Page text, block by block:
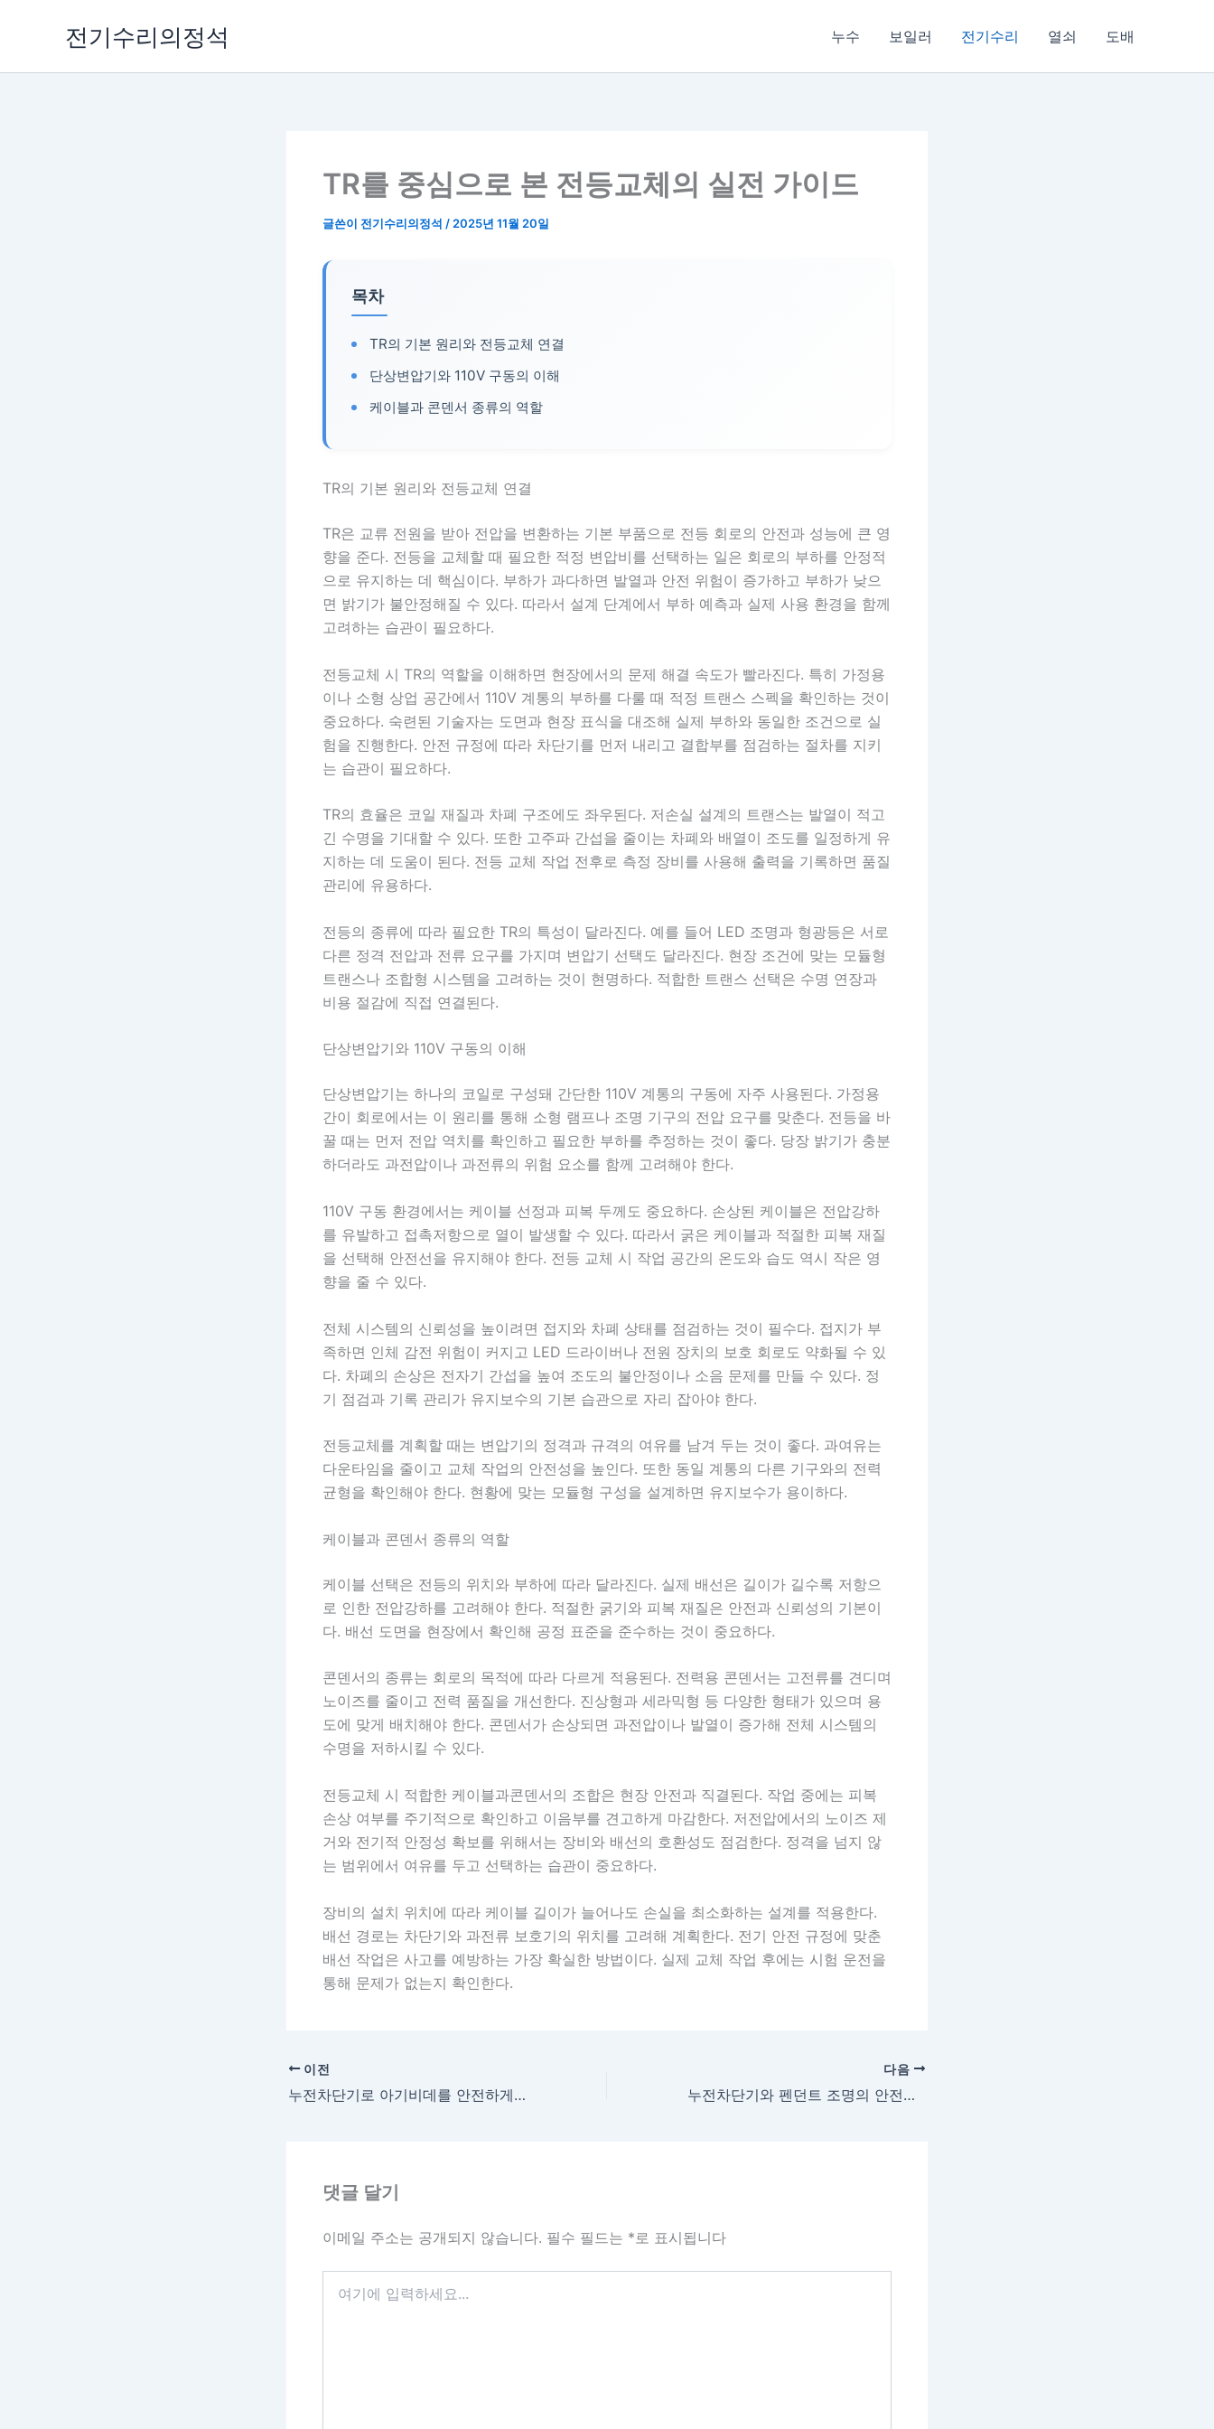
전기수리의정석 누수 보일러 전기수리 열쇠 도배
TR를 중심으로 본 전등교체의 실전 가이드
글쓴이 전기수리의정석 / 2025년 11월 20일
목차
TR의 기본 원리와 전등교체 연결
단상변압기와 110V 구동의 이해
케이블과 콘덴서 종류의 역할
TR의 기본 원리와 전등교체 연결
TR은 교류 전원을 받아 전압을 변환하는 기본 부품으로 전등 회로의 안전과 성능에 큰 영
향을 준다. 전등을 교체할 때 필요한 적정 변압비를 선택하는 일은 회로의 부하를 안정적
으로 유지하는 데 핵심이다. 부하가 과다하면 발열과 안전 위험이 증가하고 부하가 낮으
면 밝기가 불안정해질 수 있다. 따라서 설계 단계에서 부하 예측과 실제 사용 환경을 함께
고려하는 습관이 필요하다.
전등교체 시 TR의 역할을 이해하면 현장에서의 문제 해결 속도가 빨라진다. 특히 가정용
이나 소형 상업 공간에서 110V 계통의 부하를 다룰 때 적정 트랜스 스펙을 확인하는 것이
중요하다. 숙련된 기술자는 도면과 현장 표식을 대조해 실제 부하와 동일한 조건으로 실
험을 진행한다. 안전 규정에 따라 차단기를 먼저 내리고 결합부를 점검하는 절차를 지키
는 습관이 필요하다.
TR의 효율은 코일 재질과 차폐 구조에도 좌우된다. 저손실 설계의 트랜스는 발열이 적고
긴 수명을 기대할 수 있다. 또한 고주파 간섭을 줄이는 차폐와 배열이 조도를 일정하게 유
지하는 데 도움이 된다. 전등 교체 작업 전후로 측정 장비를 사용해 출력을 기록하면 품질
관리에 유용하다.
전등의 종류에 따라 필요한 TR의 특성이 달라진다. 예를 들어 LED 조명과 형광등은 서로
다른 정격 전압과 전류 요구를 가지며 변압기 선택도 달라진다. 현장 조건에 맞는 모듈형
트랜스나 조합형 시스템을 고려하는 것이 현명하다. 적합한 트랜스 선택은 수명 연장과
비용 절감에 직접 연결된다.
단상변압기와 110V 구동의 이해
단상변압기는 하나의 코일로 구성돼 간단한 110V 계통의 구동에 자주 사용된다. 가정용
간이 회로에서는 이 원리를 통해 소형 램프나 조명 기구의 전압 요구를 맞춘다. 전등을 바
꿀 때는 먼저 전압 역치를 확인하고 필요한 부하를 추정하는 것이 좋다. 당장 밝기가 충분
하더라도 과전압이나 과전류의 위험 요소를 함께 고려해야 한다.
110V 구동 환경에서는 케이블 선정과 피복 두께도 중요하다. 손상된 케이블은 전압강하
를 유발하고 접촉저항으로 열이 발생할 수 있다. 따라서 굵은 케이블과 적절한 피복 재질
을 선택해 안전선을 유지해야 한다. 전등 교체 시 작업 공간의 온도와 습도 역시 작은 영
향을 줄 수 있다.
전체 시스템의 신뢰성을 높이려면 접지와 차폐 상태를 점검하는 것이 필수다. 접지가 부
족하면 인체 감전 위험이 커지고 LED 드라이버나 전원 장치의 보호 회로도 약화될 수 있
다. 차폐의 손상은 전자기 간섭을 높여 조도의 불안정이나 소음 문제를 만들 수 있다. 정
기 점검과 기록 관리가 유지보수의 기본 습관으로 자리 잡아야 한다.
전등교체를 계획할 때는 변압기의 정격과 규격의 여유를 남겨 두는 것이 좋다. 과여유는
다운타임을 줄이고 교체 작업의 안전성을 높인다. 또한 동일 계통의 다른 기구와의 전력
균형을 확인해야 한다. 현황에 맞는 모듈형 구성을 설계하면 유지보수가 용이하다.
케이블과 콘덴서 종류의 역할
케이블 선택은 전등의 위치와 부하에 따라 달라진다. 실제 배선은 길이가 길수록 저항으
로 인한 전압강하를 고려해야 한다. 적절한 굵기와 피복 재질은 안전과 신뢰성의 기본이
다. 배선 도면을 현장에서 확인해 공정 표준을 준수하는 것이 중요하다.
콘덴서의 종류는 회로의 목적에 따라 다르게 적용된다. 전력용 콘덴서는 고전류를 견디며
노이즈를 줄이고 전력 품질을 개선한다. 진상형과 세라믹형 등 다양한 형태가 있으며 용
도에 맞게 배치해야 한다. 콘덴서가 손상되면 과전압이나 발열이 증가해 전체 시스템의
수명을 저하시킬 수 있다.
전등교체 시 적합한 케이블과콘덴서의 조합은 현장 안전과 직결된다. 작업 중에는 피복
손상 여부를 주기적으로 확인하고 이음부를 견고하게 마감한다. 저전압에서의 노이즈 제
거와 전기적 안정성 확보를 위해서는 장비와 배선의 호환성도 점검한다. 정격을 넘지 않
는 범위에서 여유를 두고 선택하는 습관이 중요하다.
장비의 설치 위치에 따라 케이블 길이가 늘어나도 손실을 최소화하는 설계를 적용한다.
배선 경로는 차단기와 과전류 보호기의 위치를 고려해 계획한다. 전기 안전 규정에 맞춘
배선 작업은 사고를 예방하는 가장 확실한 방법이다. 실제 교체 작업 후에는 시험 운전을
통해 문제가 없는지 확인한다.
이전
누전차단기로 아기비데를 안전하게 쓰는 법과 설치 요령
다음
누전차단기와 펜던트 조명의 안전한 설치 요령 가이드
댓글 달기
이메일 주소는 공개되지 않습니다. 필수 필드는 *로 표시됩니다